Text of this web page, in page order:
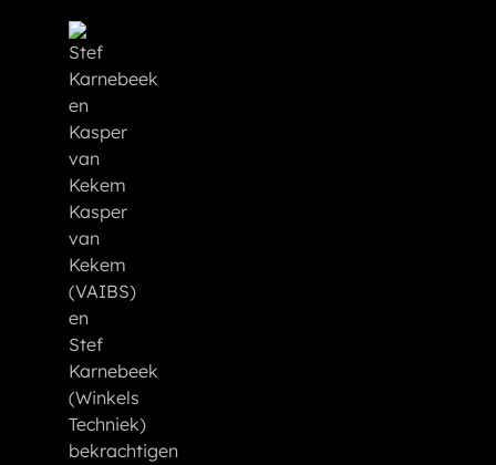
Kasper
van
Kekem
(VAIBS)
en
Stef
Karnebeek
(Winkels
Techniek)
bekrachtigen